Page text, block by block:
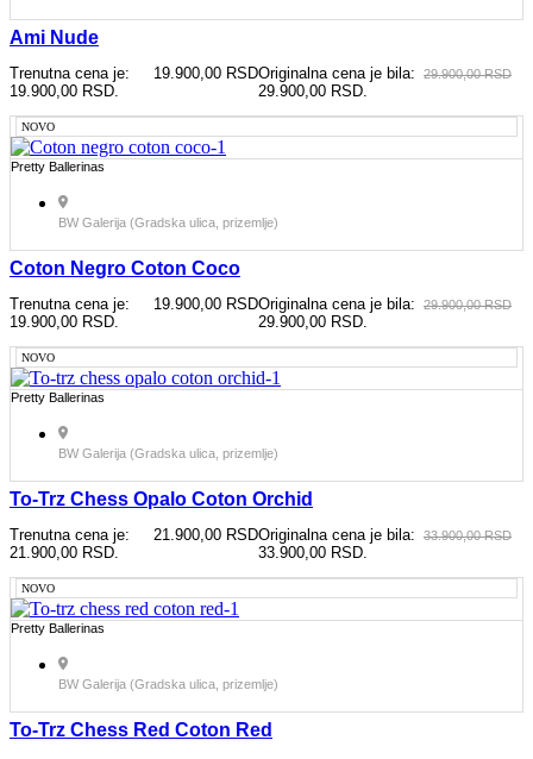
Ami Nude
29.900,00RSD
Originalna cena je bila:
29.900,00 RSD.
19.900,00 RSD
Trenutna cena je:
19.900,00 RSD.
NOVO
Pretty Ballerinas
BW Galerija (Gradska ulica, prizemlje)
Coton Negro Coton Coco
29.900,00RSD
Originalna cena je bila:
29.900,00 RSD.
19.900,00 RSD
Trenutna cena je:
19.900,00 RSD.
NOVO
Pretty Ballerinas
BW Galerija (Gradska ulica, prizemlje)
To-Trz Chess Opalo Coton Orchid
33.900,00RSD
Originalna cena je bila:
33.900,00 RSD.
21.900,00 RSD
Trenutna cena je:
21.900,00 RSD.
NOVO
Pretty Ballerinas
BW Galerija (Gradska ulica, prizemlje)
To-Trz Chess Red Coton Red